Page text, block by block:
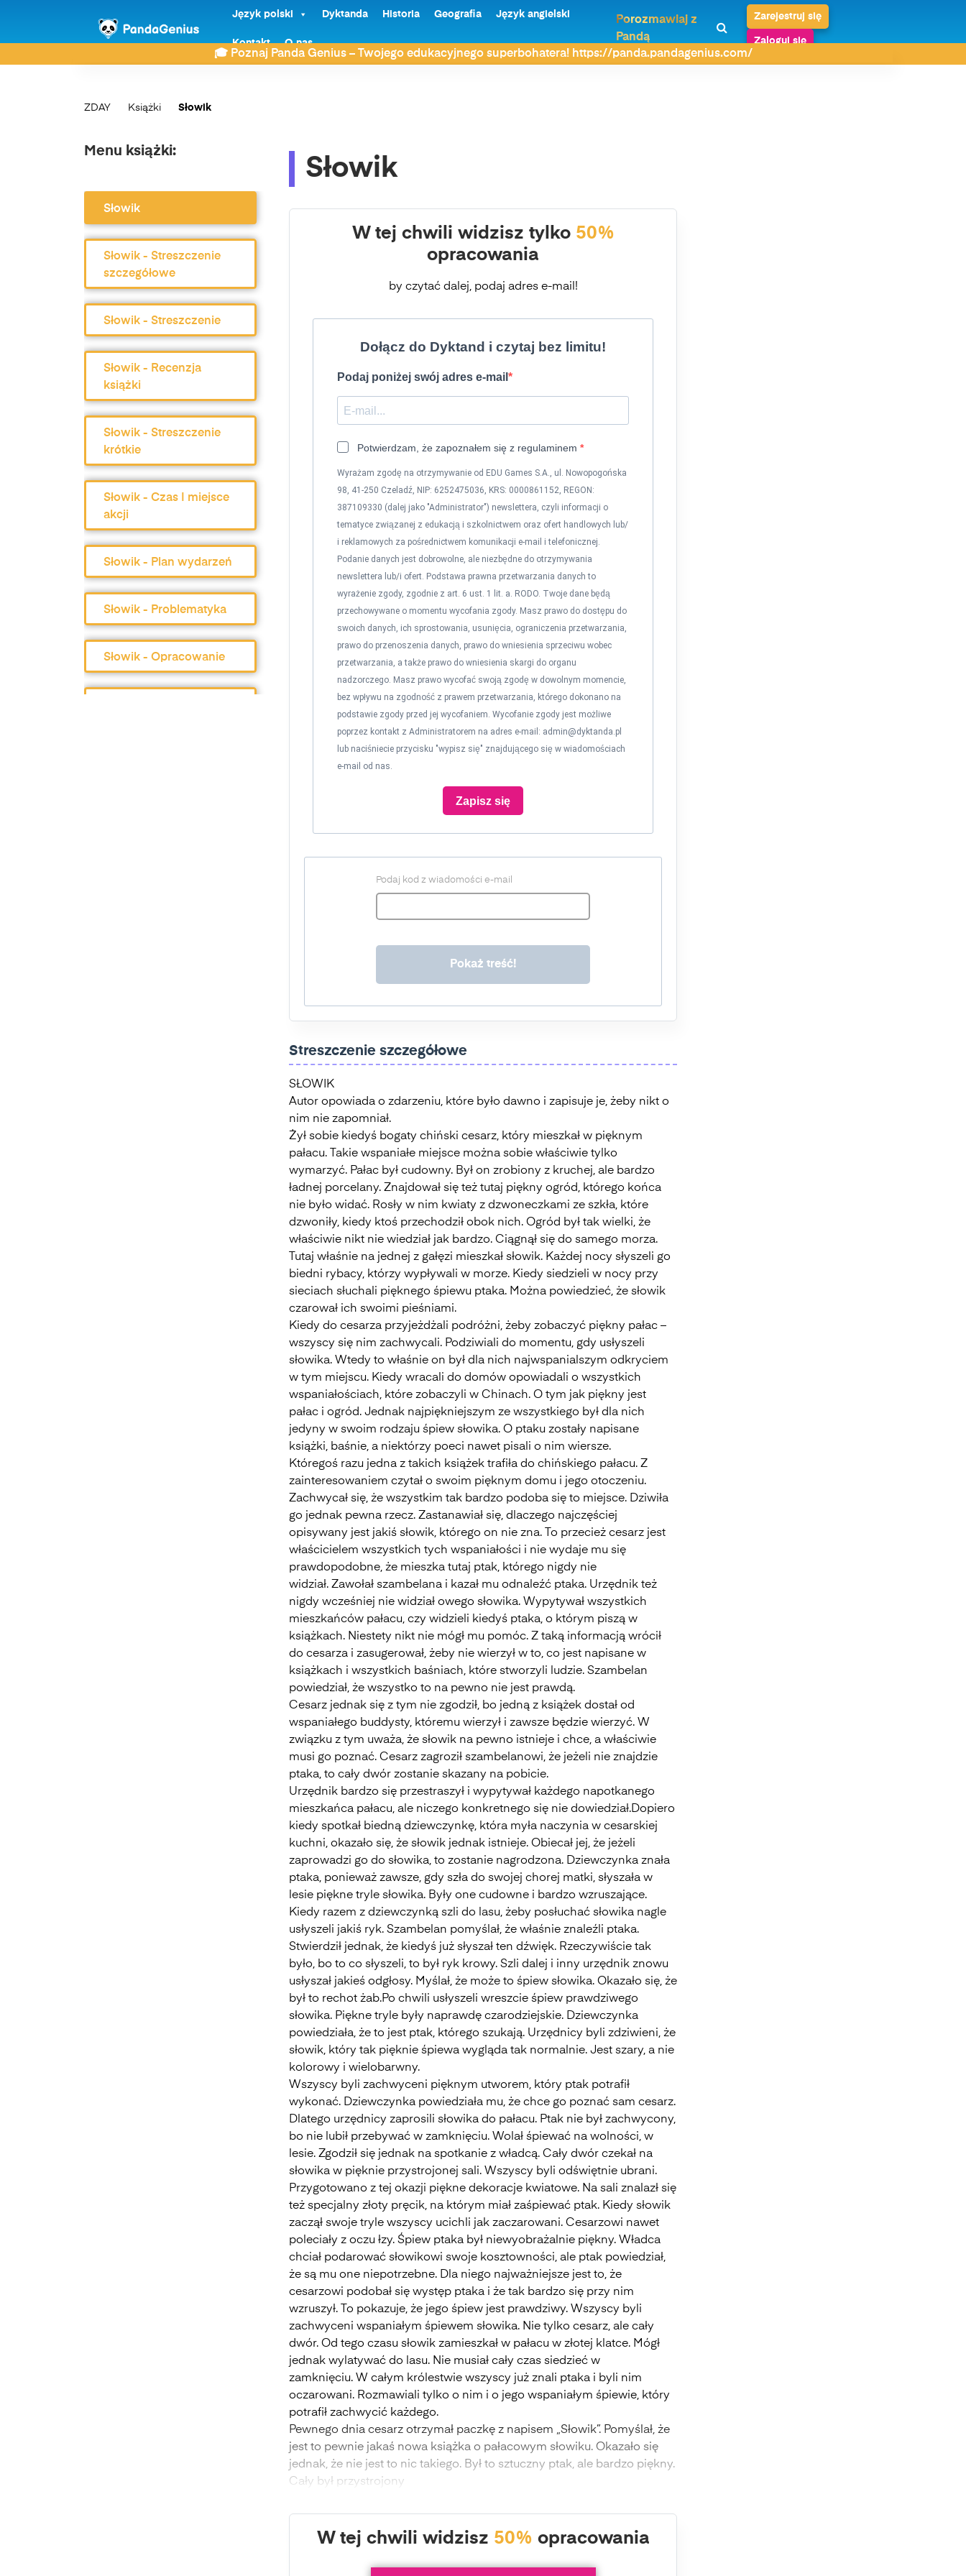
Język polski Dyktanda Historia Geografia Język angielski
Kontakt O nas
Porozmawiaj z
Pandą
Zarejestruj się
Zaloguj się
🎓 Poznaj Panda Genius – Twojego edukacyjnego superbohatera! https://panda.pandagenius.com/
ZDAY Książki Słowik
Menu książki:
Słowik
Słowik - Streszczenie
szczegółowe
Słowik - Streszczenie
Słowik - Recenzja
książki
Słowik - Streszczenie
krótkie
Słowik - Czas I miejsce
akcji
Słowik - Plan wydarzeń
Słowik - Problematyka
Słowik - Opracowanie
Słowik
test
Słowik
W tej chwili widzisz tylko 50%
opracowania
by czytać dalej, podaj adres e-mail!
Dołącz do Dyktand i czytaj bez limitu!
Podaj poniżej swój adres e-mail
Potwierdzam, że zapoznałem się z regulaminem
Wyrażam zgodę na otrzymywanie od EDU Games S.A., ul. Nowopogońska
98, 41-250 Czeladź, NIP: 6252475036, KRS: 0000861152, REGON:
387109330 (dalej jako "Administrator") newslettera, czyli informacji o
tematyce związanej z edukacją i szkolnictwem oraz ofert handlowych lub/
i reklamowych za pośrednictwem komunikacji e-mail i telefonicznej.
Podanie danych jest dobrowolne, ale niezbędne do otrzymywania
newslettera lub/i ofert. Podstawa prawna przetwarzania danych to
wyrażenie zgody, zgodnie z art. 6 ust. 1 lit. a. RODO. Twoje dane będą
przechowywane o momentu wycofania zgody. Masz prawo do dostępu do
swoich danych, ich sprostowania, usunięcia, ograniczenia przetwarzania,
prawo do przenoszenia danych, prawo do wniesienia sprzeciwu wobec
przetwarzania, a także prawo do wniesienia skargi do organu
nadzorczego. Masz prawo wycofać swoją zgodę w dowolnym momencie,
bez wpływu na zgodność z prawem przetwarzania, którego dokonano na
podstawie zgody przed jej wycofaniem. Wycofanie zgody jest możliwe
poprzez kontakt z Administratorem na adres e-mail: admin@dyktanda.pl
lub naciśniecie przycisku "wypisz się" znajdującego się w wiadomościach
e-mail od nas.
Zapisz się
Podaj kod z wiadomości e-mail
Streszczenie szczegółowe
SŁOWIK
Autor opowiada o zdarzeniu, które było dawno i zapisuje je, żeby nikt o
nim nie zapomniał.
Żył sobie kiedyś bogaty chiński cesarz, który mieszkał w pięknym
pałacu. Takie wspaniałe miejsce można sobie właściwie tylko
wymarzyć. Pałac był cudowny. Był on zrobiony z kruchej, ale bardzo
ładnej porcelany. Znajdował się też tutaj piękny ogród, którego końca
nie było widać. Rosły w nim kwiaty z dzwoneczkami ze szkła, które
dzwoniły, kiedy ktoś przechodził obok nich. Ogród był tak wielki, że
właściwie nikt nie wiedział jak bardzo. Ciągnął się do samego morza.
Tutaj właśnie na jednej z gałęzi mieszkał słowik. Każdej nocy słyszeli go
biedni rybacy, którzy wypływali w morze. Kiedy siedzieli w nocy przy
sieciach słuchali pięknego śpiewu ptaka. Można powiedzieć, że słowik
czarował ich swoimi pieśniami.
Kiedy do cesarza przyjeżdżali podróżni, żeby zobaczyć piękny pałac –
wszyscy się nim zachwycali. Podziwiali do momentu, gdy usłyszeli
słowika. Wtedy to właśnie on był dla nich najwspanialszym odkryciem
w tym miejscu. Kiedy wracali do domów opowiadali o wszystkich
wspaniałościach, które zobaczyli w Chinach. O tym jak piękny jest
pałac i ogród. Jednak najpiękniejszym ze wszystkiego był dla nich
jedyny w swoim rodzaju śpiew słowika. O ptaku zostały napisane
książki, baśnie, a niektórzy poeci nawet pisali o nim wiersze.
Któregoś razu jedna z takich książek trafiła do chińskiego pałacu. Z
zainteresowaniem czytał o swoim pięknym domu i jego otoczeniu.
Zachwycał się, że wszystkim tak bardzo podoba się to miejsce. Dziwiła
go jednak pewna rzecz. Zastanawiał się, dlaczego najczęściej
opisywany jest jakiś słowik, którego on nie zna. To przecież cesarz jest
właścicielem wszystkich tych wspaniałości i nie wydaje mu się
prawdopodobne, że mieszka tutaj ptak, którego nigdy nie
widział. Zawołał szambelana i kazał mu odnaleźć ptaka. Urzędnik też
nigdy wcześniej nie widział owego słowika. Wypytywał wszystkich
mieszkańców pałacu, czy widzieli kiedyś ptaka, o którym piszą w
książkach. Niestety nikt nie mógł mu pomóc. Z taką informacją wrócił
do cesarza i zasugerował, żeby nie wierzył w to, co jest napisane w
książkach i wszystkich baśniach, które stworzyli ludzie. Szambelan
powiedział, że wszystko to na pewno nie jest prawdą.
Cesarz jednak się z tym nie zgodził, bo jedną z książek dostał od
wspaniałego buddysty, któremu wierzył i zawsze będzie wierzyć. W
związku z tym uważa, że słowik na pewno istnieje i chce, a właściwie
musi go poznać. Cesarz zagroził szambelanowi, że jeżeli nie znajdzie
ptaka, to cały dwór zostanie skazany na pobicie.
Urzędnik bardzo się przestraszył i wypytywał każdego napotkanego
mieszkańca pałacu, ale niczego konkretnego się nie dowiedział.Dopiero
kiedy spotkał biedną dziewczynkę, która myła naczynia w cesarskiej
kuchni, okazało się, że słowik jednak istnieje. Obiecał jej, że jeżeli
zaprowadzi go do słowika, to zostanie nagrodzona. Dziewczynka znała
ptaka, ponieważ zawsze, gdy szła do swojej chorej matki, słyszała w
lesie piękne tryle słowika. Były one cudowne i bardzo wzruszające.
Kiedy razem z dziewczynką szli do lasu, żeby posłuchać słowika nagle
usłyszeli jakiś ryk. Szambelan pomyślał, że właśnie znaleźli ptaka.
Stwierdził jednak, że kiedyś już słyszał ten dźwięk. Rzeczywiście tak
było, bo to co słyszeli, to był ryk krowy. Szli dalej i inny urzędnik znowu
usłyszał jakieś odgłosy. Myślał, że może to śpiew słowika. Okazało się, że
był to rechot żab.Po chwili usłyszeli wreszcie śpiew prawdziwego
słowika. Piękne tryle były naprawdę czarodziejskie. Dziewczynka
powiedziała, że to jest ptak, którego szukają. Urzędnicy byli zdziwieni, że
słowik, który tak pięknie śpiewa wygląda tak normalnie. Jest szary, a nie
kolorowy i wielobarwny.
Wszyscy byli zachwyceni pięknym utworem, który ptak potrafił
wykonać. Dziewczynka powiedziała mu, że chce go poznać sam cesarz.
Dlatego urzędnicy zaprosili słowika do pałacu. Ptak nie był zachwycony,
bo nie lubił przebywać w zamknięciu. Wolał śpiewać na wolności, w
lesie. Zgodził się jednak na spotkanie z władcą. Cały dwór czekał na
słowika w pięknie przystrojonej sali. Wszyscy byli odświętnie ubrani.
Przygotowano z tej okazji piękne dekoracje kwiatowe. Na sali znalazł się
też specjalny złoty pręcik, na którym miał zaśpiewać ptak. Kiedy słowik
zaczął swoje tryle wszyscy ucichli jak zaczarowani. Cesarzowi nawet
poleciały z oczu łzy. Śpiew ptaka był niewyobrażalnie piękny. Władca
chciał podarować słowikowi swoje kosztowności, ale ptak powiedział,
że są mu one niepotrzebne. Dla niego najważniejsze jest to, że
cesarzowi podobał się występ ptaka i że tak bardzo się przy nim
wzruszył. To pokazuje, że jego śpiew jest prawdziwy. Wszyscy byli
zachwyceni wspaniałym śpiewem słowika. Nie tylko cesarz, ale cały
dwór. Od tego czasu słowik zamieszkał w pałacu w złotej klatce. Mógł
jednak wylatywać do lasu. Nie musiał cały czas siedzieć w
zamknięciu. W całym królestwie wszyscy już znali ptaka i byli nim
oczarowani. Rozmawiali tylko o nim i o jego wspaniałym śpiewie, który
potrafił zachwycić każdego.
Pewnego dnia cesarz otrzymał paczkę z napisem „Słowik”. Pomyślał, że
jest to pewnie jakaś nowa książka o pałacowym słowiku. Okazało się
jednak, że nie jest to nic takiego. Był to sztuczny ptak, ale bardzo piękny.
Cały był przystrojony
W tej chwili widzisz 50% opracowania